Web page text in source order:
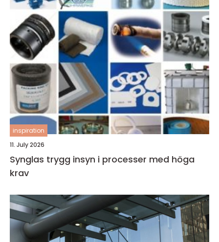
inspiration
11. July 2026
Synglas trygg insyn i processer med höga
krav